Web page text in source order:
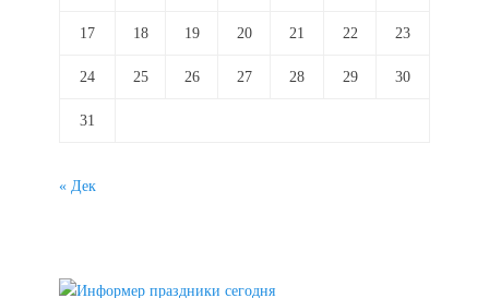
17 18 19 20 21 22 23
24 25 26 27 28 29 30
31
« Дек